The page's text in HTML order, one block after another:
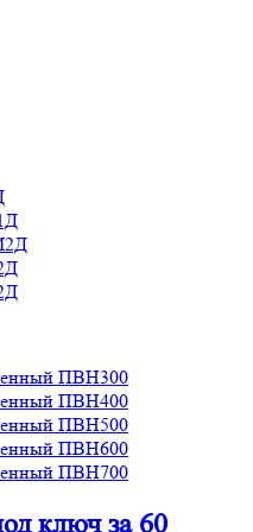
ПВН300
ПВН400
ПВН500
ПВН600
ПВН700
ключ за 60